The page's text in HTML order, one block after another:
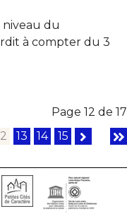
niveau du
à compter du 3
Page 12 de 17
13 14 15